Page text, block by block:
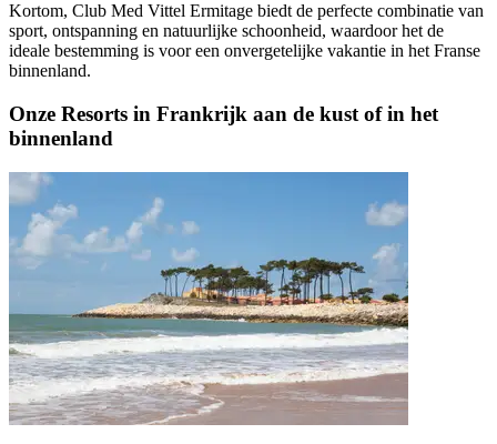
Kortom, Club Med Vittel Ermitage biedt de perfecte combinatie van
sport, ontspanning en natuurlijke schoonheid, waardoor het de
ideale bestemming is voor een onvergetelijke vakantie in het Franse
binnenland.
Onze Resorts in Frankrijk aan de kust of in het
binnenland